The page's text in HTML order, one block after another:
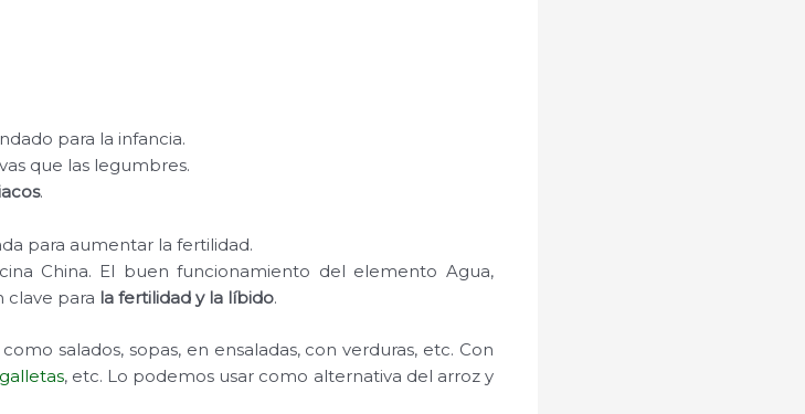
para la infancia.
que las legumbres.
.
para aumentar la fertilidad.
China. El buen funcionamiento del elemento Agua,
clave para la fertilidad y la líbido.
salados, sopas, en ensaladas, con verduras, etc. Con
galletas, etc. Lo podemos usar como alternativa del arroz y